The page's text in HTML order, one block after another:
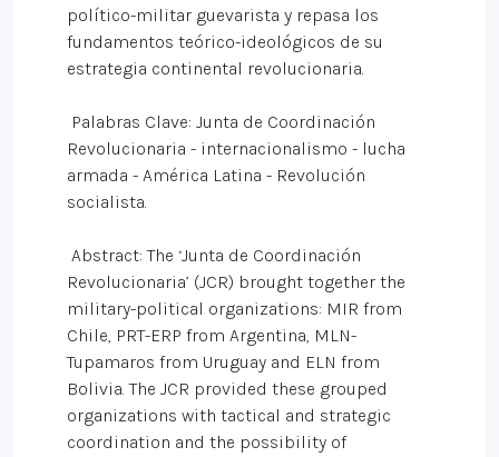
político-militar guevarista y repasa los
fundamentos teórico-ideológicos de su
estrategia continental revolucionaria.
Palabras Clave: Junta de Coordinación
Revolucionaria - internacionalismo - lucha
armada - América Latina - Revolución
socialista.
Abstract: The ‘Junta de Coordinación
Revolucionaria’ (JCR) brought together the
military-political organizations: MIR from
Chile, PRT-ERP from Argentina, MLN-
Tupamaros from Uruguay and ELN from
Bolivia. The JCR provided these grouped
organizations with tactical and strategic
coordination and the possibility of